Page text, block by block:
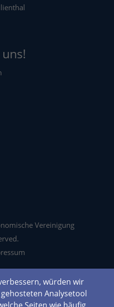
Vereinigung
würden wir
Analysetool